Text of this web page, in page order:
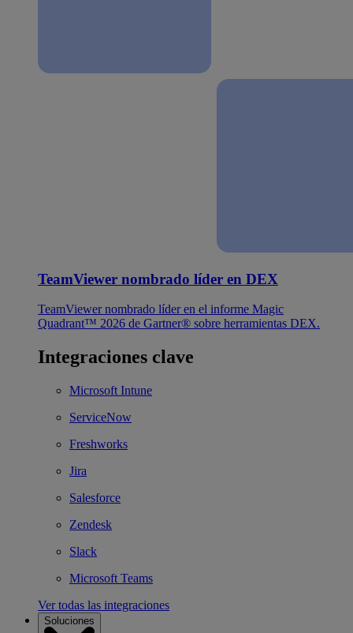
TeamViewer nombrado líder en DEX
TeamViewer nombrado líder en el informe Magic
Quadrant™ 2026 de Gartner® sobre herramientas DEX.
Integraciones clave
Microsoft Intune
ServiceNow
Freshworks
Jira
Salesforce
Zendesk
Slack
Microsoft Teams
Ver todas las integraciones
Soluciones